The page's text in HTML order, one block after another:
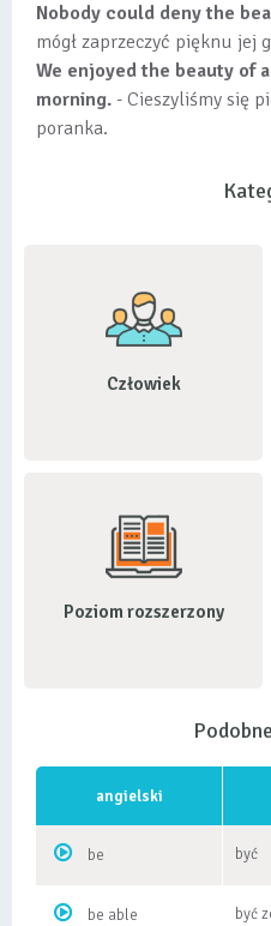
Nobody could deny the
mógł zaprzeczyć pięknu jej
We enjoyed the beauty of
morning. - Cieszyliśmy się
poranka.
Człowiek
Poziom rozszerzony
angielski
be być
be able być